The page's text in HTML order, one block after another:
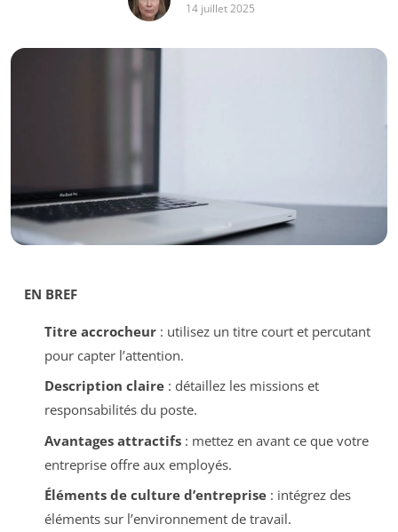
14 juillet 2025
EN BREF
Titre accrocheur: utilisez un titre court et percutant
pour capter l’attention.
Description claire: détaillez les missions et
responsabilités du poste.
Avantages attractifs: mettez en avant ce que votre
entreprise offre aux employés.
Éléments de culture d’entreprise: intégrez des
éléments sur l’environnement de travail.